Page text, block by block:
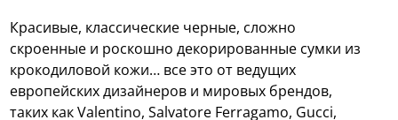
Красивые, классические черные, сложно
скроенные и роскошно декорированные сумки из
крокодиловой кожи… все это от ведущих
европейских дизайнеров и мировых брендов,
таких как Valentino, Salvatore Ferragamo, Gucci,